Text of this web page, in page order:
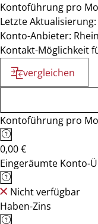
Kontoführung pro
Letzte Aktualisierung:
Konto-Anbieter:
Kontakt-Möglichkeit
vergleichen
Kontoführung pro
0,00 €
Eingeräumte Konto-
Nicht verfügbar
Haben-Zins